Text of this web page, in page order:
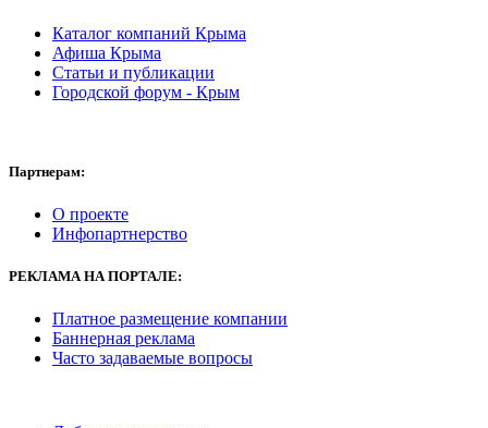
Каталог компаний Крыма
Афиша Крыма
Статьи и публикации
Городской форум - Крым
Партнерам:
О проекте
Инфопартнерство
РЕКЛАМАНА ПОРТАЛЕ:
Платное размещение компании
Баннерная реклама
Часто задаваемые вопросы